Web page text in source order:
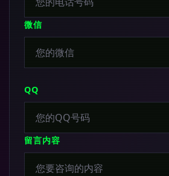
微信
QQ
留言内容